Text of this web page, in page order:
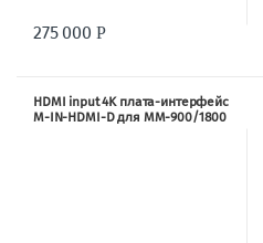
275 000 Р
HDMI input 4K плата-интерфейс
M-IN-HDMI-D для MM-900/1800